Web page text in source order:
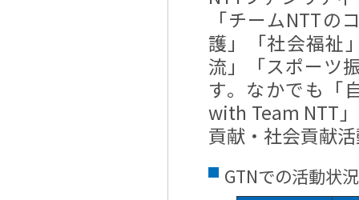
「チームNTT
護」「社会福祉
流」「スポーツ
す。なかでも「
with Team NTT
貢献・社会貢献
GTNでの活動状況